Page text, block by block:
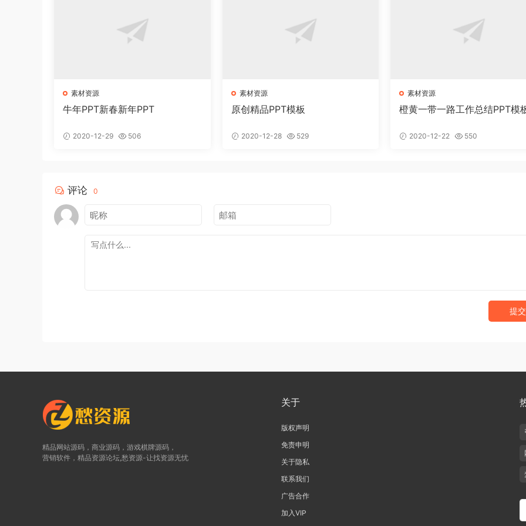
素材资源
牛年PPT新春新年PPT
2020-12-29 506
素材资源
原创精品PPT模板
2020-12-28 529
素材资源
橙黄一带一路工作总结PPT模
2020-12-22 550
评论 0
提交
精品网站源码，商业源码，游戏棋牌源码，
营销软件，精品资源论坛,愁资源-让找资源无忧
关于
版权声明
免责申明
关于隐私
联系我们
广告合作
加入VIP